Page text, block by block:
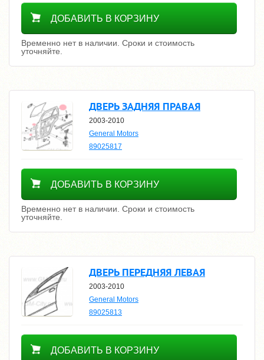
Уточнить цену
ДОБАВИТЬ В КОРЗИНУ
Временно нет в наличии. Сроки и стоимость
уточняйте.
ДВЕРЬ ЗАДНЯЯ ПРАВАЯ
2003-2010
General Motors
89025817
Уточнить цену
ДОБАВИТЬ В КОРЗИНУ
Временно нет в наличии. Сроки и стоимость
уточняйте.
ДВЕРЬ ПЕРЕДНЯЯ ЛЕВАЯ
2003-2010
General Motors
89025813
Уточнить цену
ДОБАВИТЬ В КОРЗИНУ